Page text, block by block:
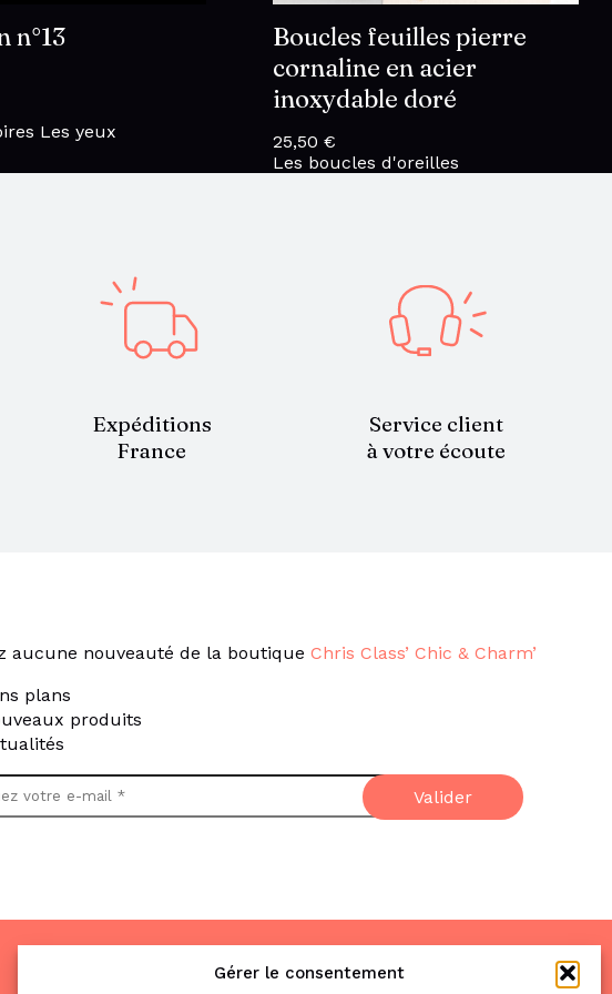
Gérer le consentement
n°13
Les yeux
Boucles feuilles pierre
cornaline en acier
inoxydable doré
25,50 €
Les boucles d'oreilles
Expéditions
France
Service client
à votre écoute
aucune nouveauté de la boutique Chris Class’ Chic & Charm’
plans
produits